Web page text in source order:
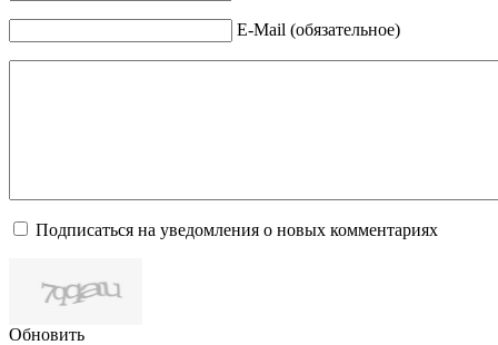
E-Mail (обязательное)
Подписаться на уведомления о новых комментариях
Обновить